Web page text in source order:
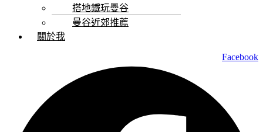
搭地鐵玩曼谷
曼谷近郊推薦
關於我
Facebook